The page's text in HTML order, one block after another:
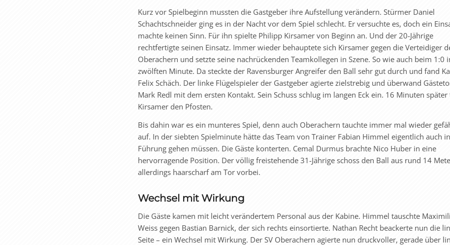
Kurz vor Spielbeginn mussten die Gastgeber ihre Aufstellung verändern. Stürmer Daniel
Schachtschneider ging es in der Nacht vor dem Spiel schlecht. Er versuchte es, doch ein
machte keinen Sinn. Für ihn spielte Philipp Kirsamer von Beginn an. Und der 20-Jährige
rechtfertigte seinen Einsatz. Immer wieder behauptete sich Kirsamer gegen die Verteidiger
Oberachern und setzte seine nachrückenden Teamkollegen in Szene. So wie auch beim 1:0
zwölften Minute. Da steckte der Ravensburger Angreifer den Ball sehr gut durch und fand
Felix Schäch. Der linke Flügelspieler der Gastgeber agierte zielstrebig und überwand
Mark Redl mit dem ersten Kontakt. Sein Schuss schlug im langen Eck ein. 16 Minuten
Kirsamer den Pfosten.
Bis dahin war es ein munteres Spiel, denn auch Ober­achern tauchte immer mal wieder
auf. In der siebten Spielminute hätte das Team von Trainer Fabian Himmel eigentlich auch in
Führung gehen müssen. Die Gäste konterten. Cemal Durmus brachte Nico Huber in eine
hervorragende Position. Der völlig freistehende 31-Jährige schoss den Ball aus rund 14
allerdings haarscharf am Tor vorbei.
Wechsel mit Wirkung
Die Gäste kamen mit leicht verändertem Personal aus der Kabine. Himmel tauschte
Weiss gegen Bastian Barnick, der sich rechts einsortierte. Nathan Recht beackerte nun die
Seite – ein Wechsel mit Wirkung. Der SV Oberachern agierte nun druckvoller, gerade über